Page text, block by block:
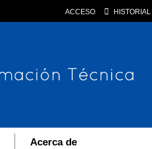
ACCESO HISTORIAL
Acerca de